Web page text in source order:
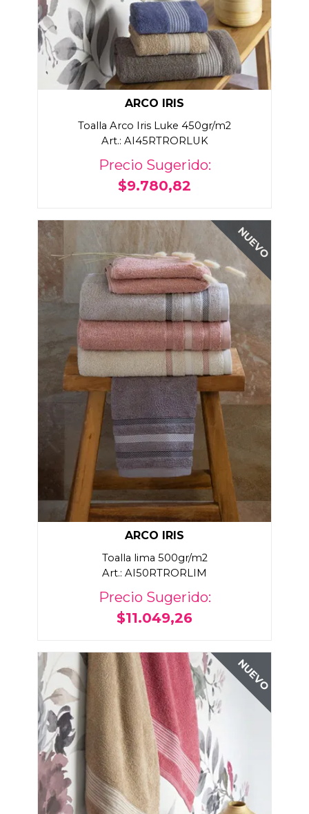
ARCO IRIS
Toalla Arco Iris Luke 450gr/m2
Art.: AI45RTRORLUK
Precio Sugerido:
$9.780,82
NUEVO
ARCO IRIS
Toalla lima 500gr/m2
Art.: AI50RTRORLIM
Precio Sugerido:
$11.049,26
NUEVO